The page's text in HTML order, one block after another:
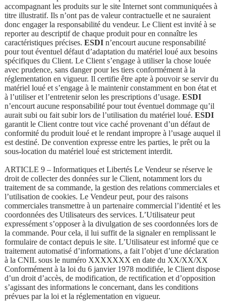
accompagnant les produits sur le site Internet sont communiquées à
titre illustratif. Ils n’ont pas de valeur contractuelle et ne sauraient
donc engager la responsabilité du vendeur. Le Client est invité à se
reporter au descriptif de chaque produit pour en connaître les
caractéristiques précises. ESDIn’encourt aucune responsabilité
pour tout éventuel défaut d’adaptation du matériel loué aux besoins
spécifiques du Client. Le Client s’engage à utiliser la chose louée
avec prudence, sans danger pour les tiers conformément à la
réglementation en vigueur. Il certifie être apte à pouvoir se servir du
matériel loué et s’engage à le maintenir constamment en bon état et
à l’utiliser et l’entretenir selon les prescriptions d’usage. ESDI
n’encourt aucune responsabilité pour tout éventuel dommage qu’il
aurait subi ou fait subir lors de l’utilisation du matériel loué. ESDI
garantit le Client contre tout vice caché provenant d’un défaut de
conformité du produit loué et le rendant impropre à l’usage auquel il
est destiné. De convention expresse entre les parties, le prêt ou la
sous-location du matériel loué est strictement interdit.
ARTICLE 9 – Informatiques et Libertés Le Vendeur se réserve le
droit de collecter des données sur le Client, notamment lors du
traitement de sa commande, la gestion des relations commerciales et
l’utilisation de cookies. Le Vendeur peut, pour des raisons
commerciales transmettre à un partenaire commercial l’identité et les
coordonnées des Utilisateurs des services. L’Utilisateur peut
expressément s’opposer à la divulgation de ses coordonnées lors de
la commande. Pour cela, il lui suffit de la signaler en remplissant le
formulaire de contact depuis le site. L’Utilisateur est informé que ce
traitement automatisé d’informations, a fait l’objet d’une déclaration
à la CNIL sous le numéro XXXXXXX en date du XX/XX/XX
Conformément à la loi du 6 janvier 1978 modifiée, le Client dispose
d’un droit d’accès, de modification, de rectification et d’opposition
s’agissant des informations le concernant, dans les conditions
prévues par la loi et la réglementation en vigueur.